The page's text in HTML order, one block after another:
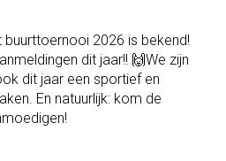
buurttoernooi 2026 is bekend!
dit jaar!! 🙌We zijn
dit jaar een sportief en
En natuurlijk: kom de